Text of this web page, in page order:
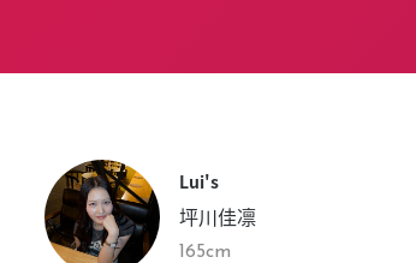
SNSアカウント一覧
LUCUAブライダルクラブ
Lui's
坪川佳凛
165cm